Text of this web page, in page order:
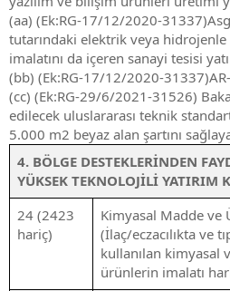
(aa) (Ek:RG-17/12/2020-
tutarındaki elektrik veya hidrojenle
imalatını da içeren sanayi tesisi
(bb) (Ek:RG-17/12/2020-31337)AR-
(cc) (Ek:RG-29/6/2021-31526)
edilecek uluslararası teknik
5.000 m2 beyaz alan şartını
4. BÖLGE DESTEKLERİNDEN
YÜKSEK TEKNOLOJİLİ YATIRIM
24 (2423
hariç)
Kimyasal Madde ve
(İlaç/eczacılıkta ve
kullanılan kimyasal
ürünlerin imalatı